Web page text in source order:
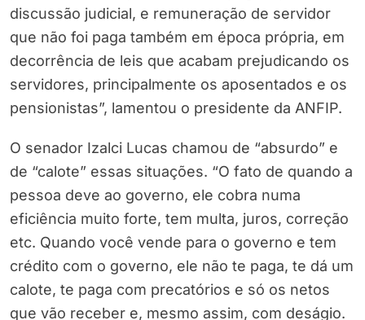
discussão judicial, e remuneração de servidor
que não foi paga também em época própria, em
decorrência de leis que acabam prejudicando os
servidores, principalmente os aposentados e os
pensionistas”, lamentou o presidente da ANFIP.
O senador Izalci Lucas chamou de “absurdo” e
de “calote” essas situações. “O fato de quando a
pessoa deve ao governo, ele cobra numa
eficiência muito forte, tem multa, juros, correção
etc. Quando você vende para o governo e tem
crédito com o governo, ele não te paga, te dá um
calote, te paga com precatórios e só os netos
que vão receber e, mesmo assim, com deságio.